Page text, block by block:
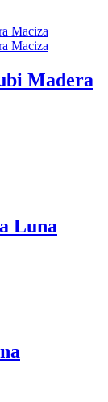
Madera
Luna